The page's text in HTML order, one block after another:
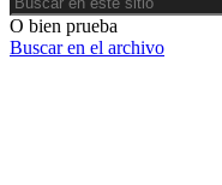
O bien prueba
Buscar en el archivo